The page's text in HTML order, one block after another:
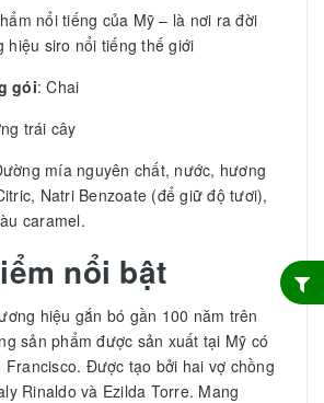
nổi tiếng của Mỹ – là nơi ra đời
hiệu siro nổi tiếng thế giới
gói: Chai
trái cây
mía nguyên chất, nước, hương
Natri Benzoate (để giữ độ tươi),
caramel.
nổi bật
hiệu gắn bó gần 100 năm trên
sản phẩm được sản xuất tại Mỹ có
Francisco. Được tạo bởi hai vợ chồng
Rinaldo và Ezilda Torre. Mang